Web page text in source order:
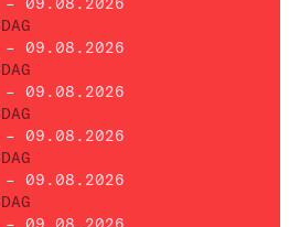
09.08.2026
09.08.2026
09.08.2026
09.08.2026